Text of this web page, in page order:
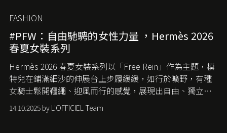
FASHION
#PFW：自由馳騁的女性力量 ，Hermès 2026
春夏女裝系列
Hermès 2026 春夏女裝系列以「Free Rein」作為主題，模
特兒在鋪滿細沙的伸展台上步履緩緩，如行於曠野，有種
女騎士鬆開韁繩、迎風而行的感覺，展現出自由、獨立與
從容的態度。
14.10.2025 by L'OFFICIEL Team